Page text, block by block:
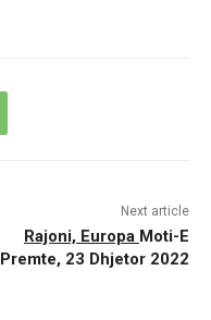
Next article
Rajoni, Europa Moti-E
Premte, 23 Dhjetor 2022